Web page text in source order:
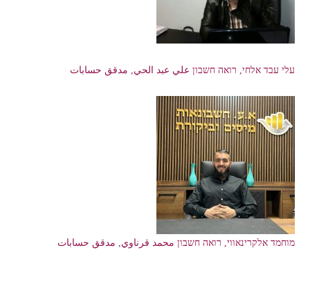
עלי עבד אלחי, רואה חשבון علي عبد الحي, مدقق حسابات
מוחמד אלקרינאווי, רואה חשבון محمد قرناوي, مدقق حسابات